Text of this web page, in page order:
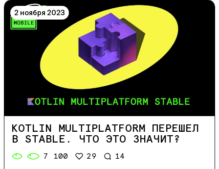
2 ноября 2023
KOTLIN MULTIPLATFORM ПЕРЕШЁЛ
В STABLE. ЧТО ЭТО ЗНАЧИТ?
7 100 29 14